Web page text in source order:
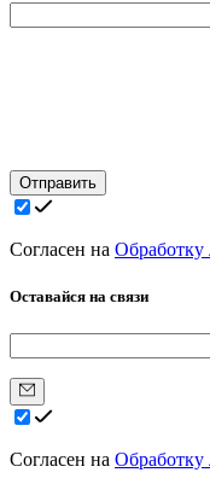
Отправить
Согласен на
Оставайся на связи
Согласен на